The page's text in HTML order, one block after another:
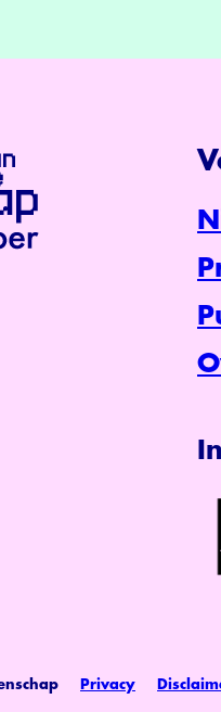
Privacy